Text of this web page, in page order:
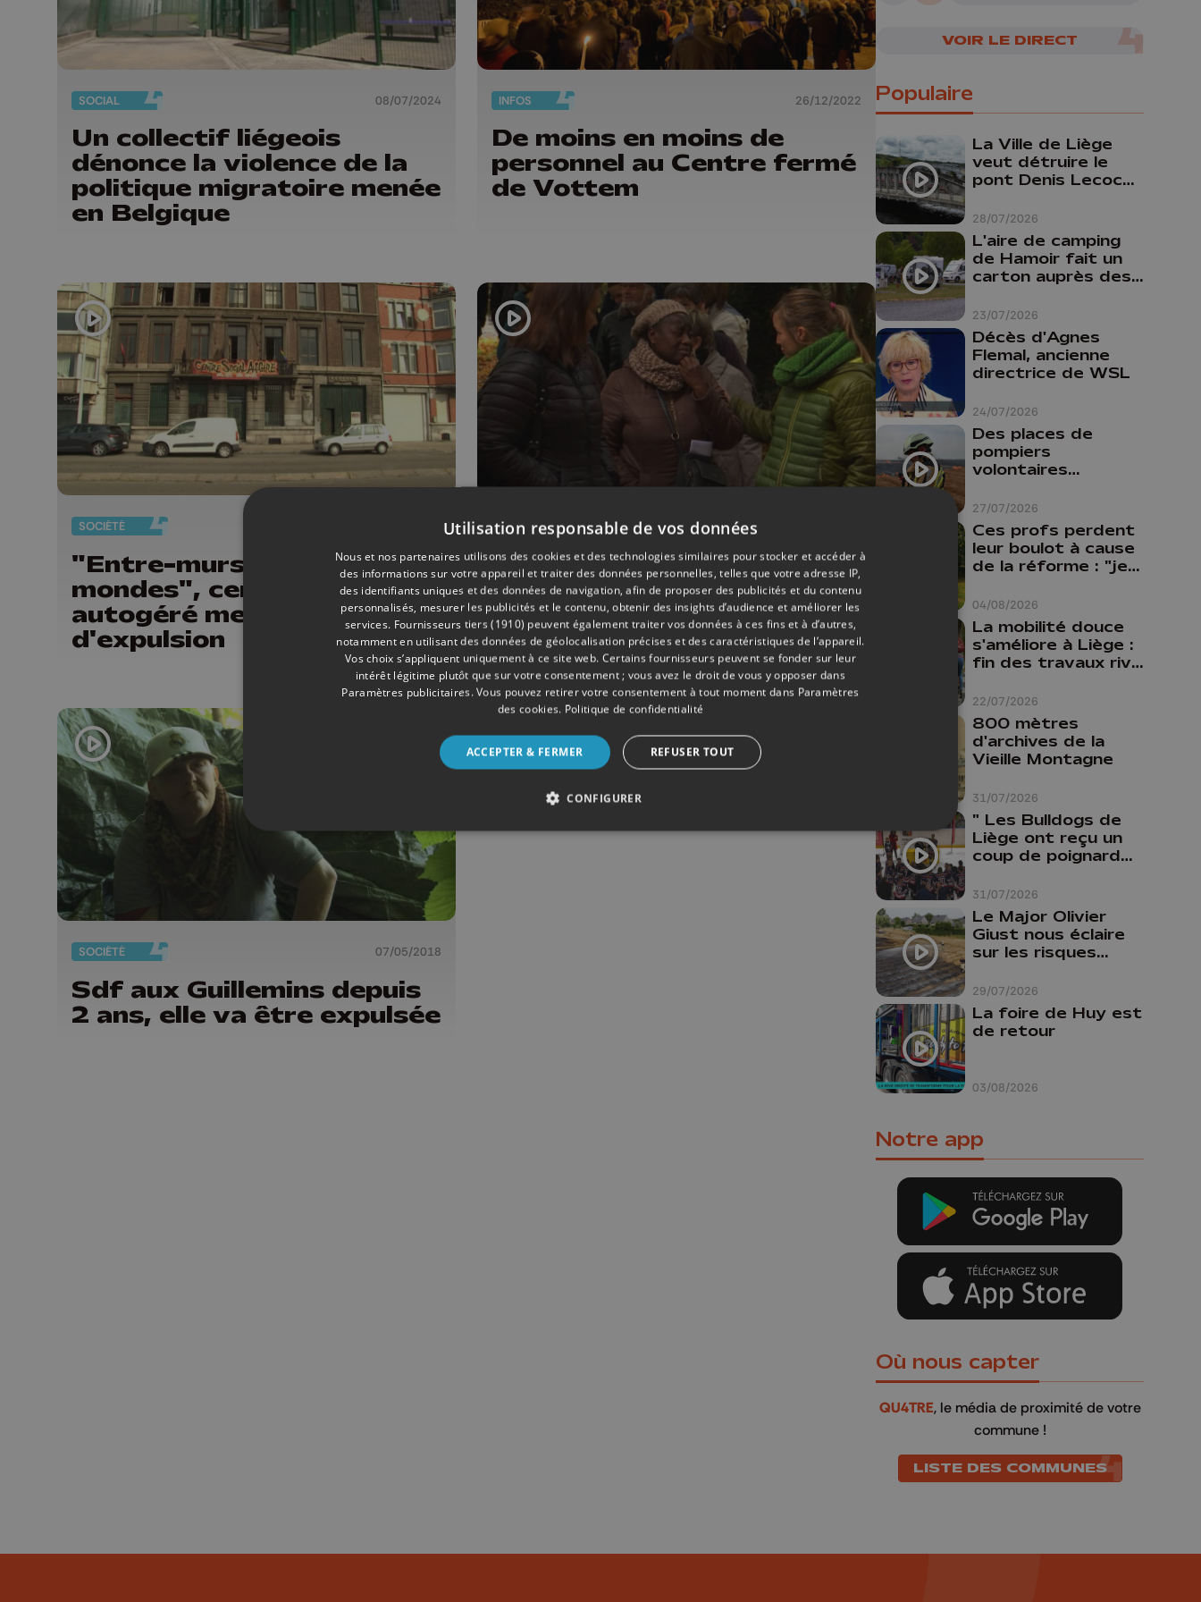
SOCIAL 08/07/2024
Un collectif liégeois
dénonce la violence de la
politique migratoire menée
en Belgique
INFOS 26/12/2022
De moins en moins de
personnel au Centre fermé
de Vottem
SOCIÉTÉ
"Entre-murs entre-
mondes", centre social
autogéré menacé
d'expulsion
SOCIÉTÉ
Esneux : mobilisation
contre l'expulsion de Sarah
et de ses enfants
SOCIÉTÉ 07/05/2018
Sdf aux Guillemins depuis
2 ans, elle va être expulsée
VOIR LE DIRECT
Populaire
28/07/2026
La Ville de Liège
veut détruire le
pont Denis Lecocq
budget pour le
faire
23/07/2026
L'aire de camping
de Hamoir fait un
carton auprès des
24/07/2026
Décès d'Agnes
Flemal, ancienne
directrice de WSL
27/07/2026
Des places de
pompiers
volontaires
province de Liège :
"Un citoyen qui
n'est formé ne
peut pas nous
aider"
04/08/2026
Ces profs perdent
leur boulot à cause
de la réforme : "je
comme prof que
comme
pharmacienne"
22/07/2026
La mobilité douce
s'améliore à Liège :
fin des travaux rive
cyclo-piétonnes
Avroy et
Guillemins...
31/07/2026
800 mètres
d'archives de la
Vieille Montagne
31/07/2026
" Les Bulldogs de
Liège ont reçu un
coup de poignard
29/07/2026
Le Major Olivier
Giust nous éclaire
sur les risques
Belgique : "Un
incendie comme en
Gironde ne pourrait
pas avoir lieu chez
03/08/2026
La foire de Huy est
de retour
Notre app
Où nous capter
QU4TRE, le média de proximité de votre
commune !
LISTE DES COMMUNES
Utilisation responsable de vos données
Nous et nos partenaires utilisons des cookies et des technologies similaires pour stocker et accéder à
des informations sur votre appareil et traiter des données personnelles, telles que votre adresse IP,
des identifiants uniques et des données de navigation, afin de proposer des publicités et du contenu
personnalisés, mesurer les publicités et le contenu, obtenir des insights d’audience et améliorer les
services. Fournisseurs tiers (1910) peuvent également traiter vos données à ces fins et à d’autres,
notamment en utilisant des données de géolocalisation précises et des caractéristiques de l’appareil.
Vos choix s’appliquent uniquement à ce site web. Certains fournisseurs peuvent se fonder sur leur
intérêt légitime plutôt que sur votre consentement ; vous avez le droit de vous y opposer dans
Paramètres publicitaires. Vous pouvez retirer votre consentement à tout moment dans Paramètres
des cookies. Politique de confidentialité
ACCEPTER & FERMER REFUSER TOUT
CONFIGURER